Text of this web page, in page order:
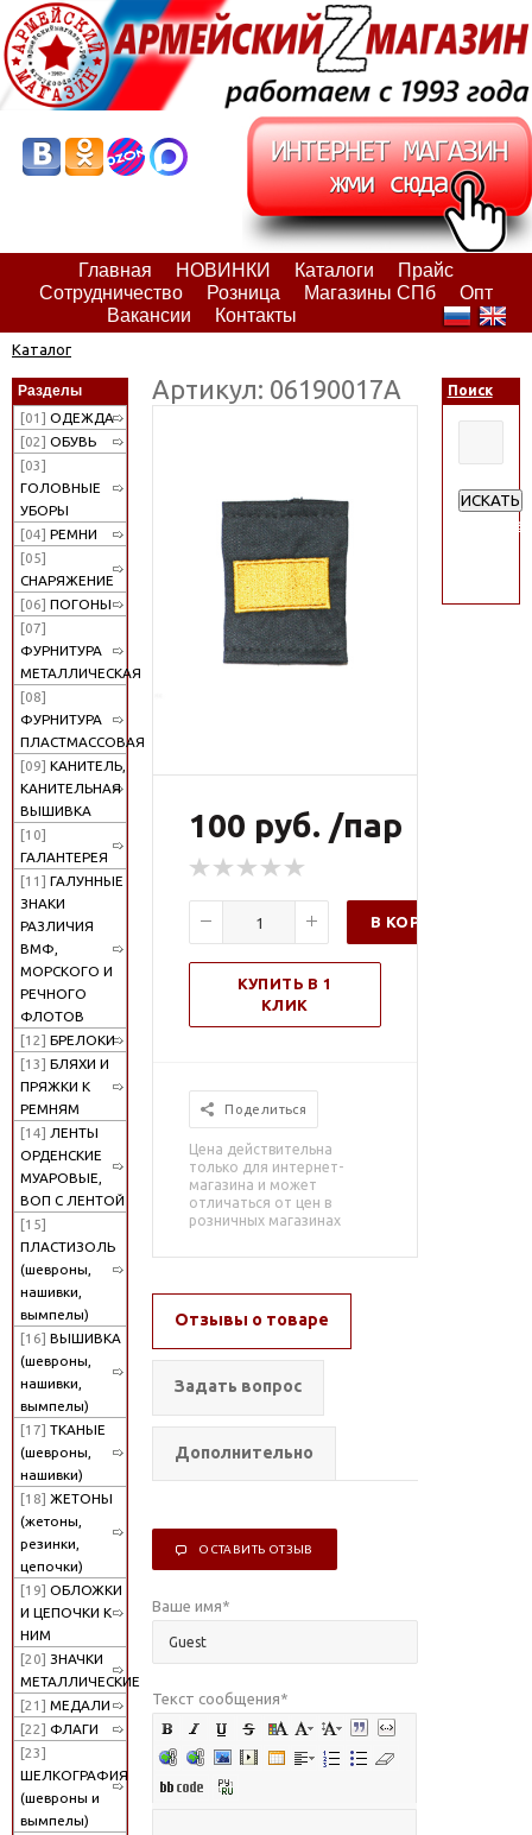
Главная НОВИНКИ Каталоги
Прайс
Сотрудничество
Розница Магазины СПб
Опт
Вакансии
Контакты
Каталог
Разделы
[01] ОДЕЖДА
[02] ОБУВЬ
[03]
ГОЛОВНЫЕ
УБОРЫ
[04] РЕМНИ
[05]
СНАРЯЖЕНИЕ
[06] ПОГОНЫ
[07]
ФУРНИТУРА
МЕТАЛЛИЧЕСКАЯ
[08]
ФУРНИТУРА
ПЛАСТМАССОВАЯ
[09] КАНИТЕЛЬ,
КАНИТЕЛЬНАЯ
ВЫШИВКА
[10]
ГАЛАНТЕРЕЯ
[11] ГАЛУННЫЕ
ЗНАКИ
РАЗЛИЧИЯ
ВМФ,
МОРСКОГО И
РЕЧНОГО
ФЛОТОВ
[12] БРЕЛОКИ
[13] БЛЯХИ И
ПРЯЖКИ К
РЕМНЯМ
[14] ЛЕНТЫ
ОРДЕНСКИЕ
МУАРОВЫЕ,
ВОП С ЛЕНТОЙ
[15]
ПЛАСТИЗОЛЬ
(шевроны,
нашивки,
вымпелы)
[16] ВЫШИВКА
(шевроны,
нашивки,
вымпелы)
[17] ТКАНЫЕ
(шевроны,
нашивки)
[18] ЖЕТОНЫ
(жетоны,
резинки,
цепочки)
[19] ОБЛОЖКИ
И ЦЕПОЧКИ К
НИМ
[20] ЗНАЧКИ
МЕТАЛЛИЧЕСКИЕ
[21] МЕДАЛИ
[22] ФЛАГИ
[23]
ШЕЛКОГРАФИЯ
(шевроны и
вымпелы)
Артикул: 06190017А
100 руб. /пар
В КОРЗИНУ
КУПИТЬ В 1
КЛИК
Поделиться
Цена действительна
только для интернет-
магазина и может
отличаться от цен в
розничных магазинах
Отзывы о товаре
Задать вопрос
Дополнительно
ОСТАВИТЬ ОТЗЫВ
Ваше имя*
Текст сообщения*
Поиск
ИСКАТЬ